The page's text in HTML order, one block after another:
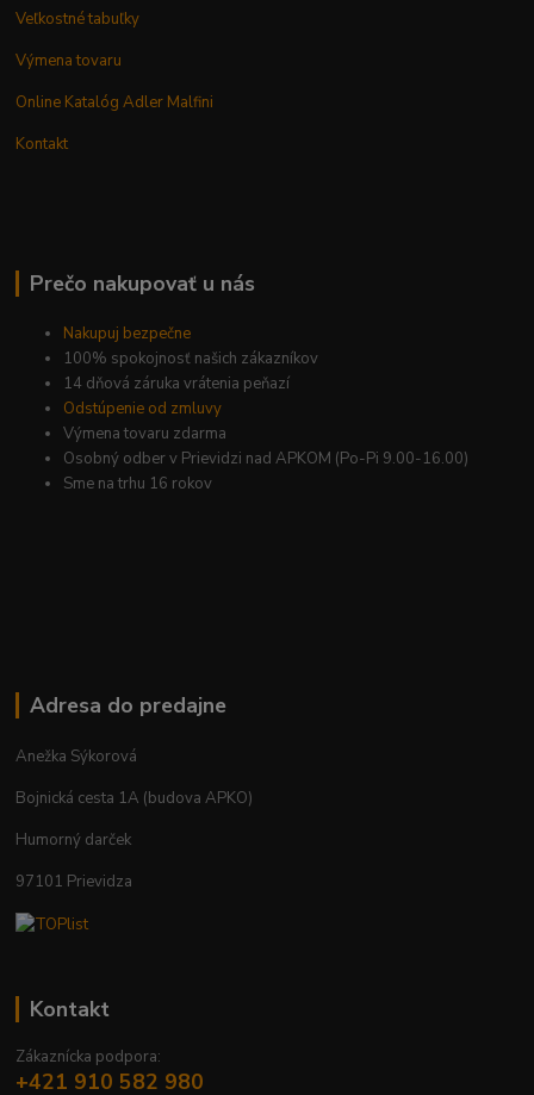
Veľkostné tabuľky
Výmena tovaru
Online Katalóg Adler Malfini
Kontakt
Prečo nakupovať u nás
Nakupuj bezpečne
100% spokojnosť našich zákazníkov
14 dňová záruka vrátenia peňazí
Odstúpenie od zmluvy
Výmena tovaru zdarma
Osobný odber v Prievidzi nad APKOM (Po-Pi 9.00-16.00)
Sme na trhu 16 rokov
Adresa do predajne
Anežka Sýkorová
Bojnická cesta 1A (budova APKO)
Humorný darček
97101 Prievidza
Kontakt
Zákaznícka podpora:
+421 910 582 980